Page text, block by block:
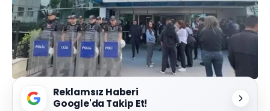
Reklamsız Haberi
Google'da Takip Et!